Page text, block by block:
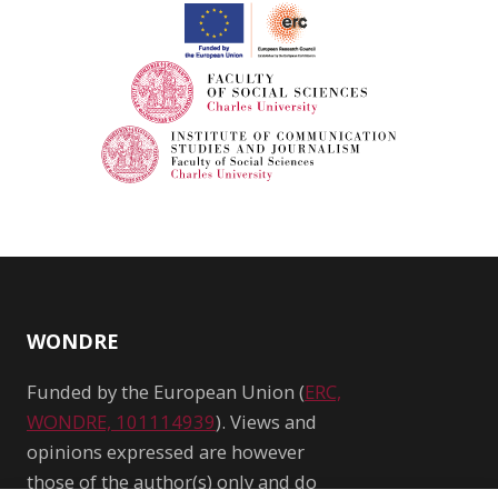
WONDRE
Funded by the European Union (ERC,
WONDRE, 101114939). Views and
opinions expressed are however
those of the author(s) only and do